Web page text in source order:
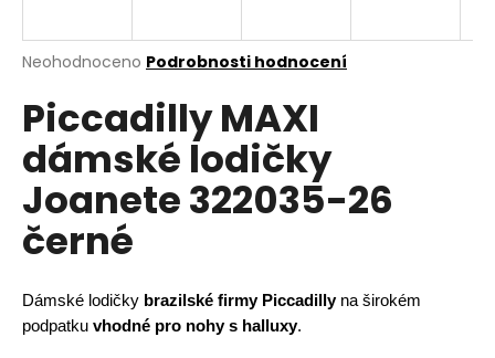
Průměrné
produktu
je
0,0
z
hvězdiček.
Neohodnoceno Podrobnosti hodnocení
Piccadilly MAXI
dámské lodičky
Joanete 322035-26
černé
Dámské lodičky brazilské firmy Piccadillyna širokém
podpatku vhodné pro nohy s halluxy.
j
t
?